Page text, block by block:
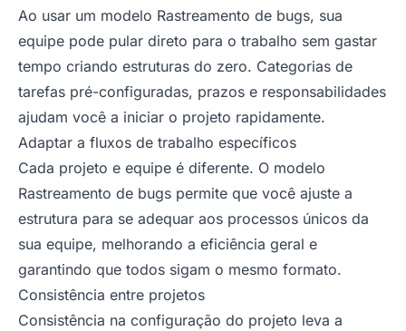
Ao usar um modelo Rastreamento de bugs, sua
equipe pode pular direto para o trabalho sem gastar
tempo criando estruturas do zero. Categorias de
tarefas pré-configuradas, prazos e responsabilidades
ajudam você a iniciar o projeto rapidamente.
Adaptar a fluxos de trabalho específicos
Cada projeto e equipe é diferente. O modelo
Rastreamento de bugs permite que você ajuste a
estrutura para se adequar aos processos únicos da
sua equipe, melhorando a eficiência geral e
garantindo que todos sigam o mesmo formato.
Consistência entre projetos
Consistência na configuração do projeto leva a